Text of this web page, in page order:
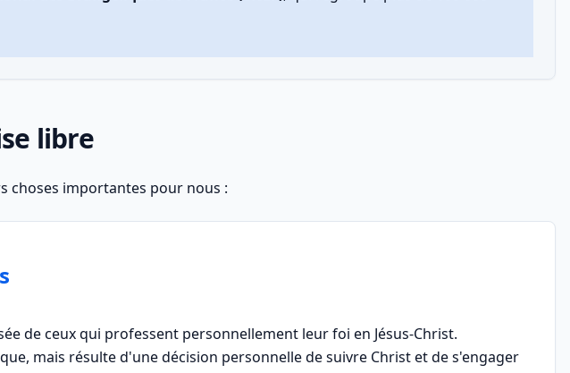
libre
choses importantes pour nous :
de ceux qui professent personnellement leur foi en Jésus-Christ.
mais résulte d'une décision personnelle de suivre Christ et de s'engager